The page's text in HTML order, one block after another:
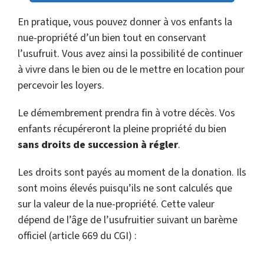
En pratique, vous pouvez donner à vos enfants la
nue-propriété d’un bien tout en conservant
l’usufruit. Vous avez ainsi la possibilité de continuer
à vivre dans le bien ou de le mettre en location pour
percevoir les loyers.
Le démembrement prendra fin à votre décès. Vos
enfants récupéreront la pleine propriété du bien
sans droits de succession à régler.
Les droits sont payés au moment de la donation. Ils
sont moins élevés puisqu’ils ne sont calculés que
sur la valeur de la nue-propriété. Cette valeur
dépend de l’âge de l’usufruitier suivant un barème
officiel (article 669 du CGI) :